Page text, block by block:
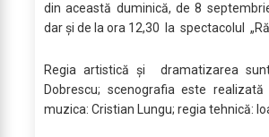
din această duminică, de 8
dar şi de la ora 12,30 la spectacolul
Regia artistică şi dramatizarea
Dobrescu; scenografia este
muzica: Cristian Lungu; regia tehnică: